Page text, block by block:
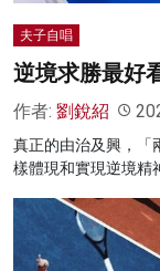
夫子自唱
逆境求勝最好
作者: 劉銳紹
真正的由治及興，「
樣體現和實現逆境精